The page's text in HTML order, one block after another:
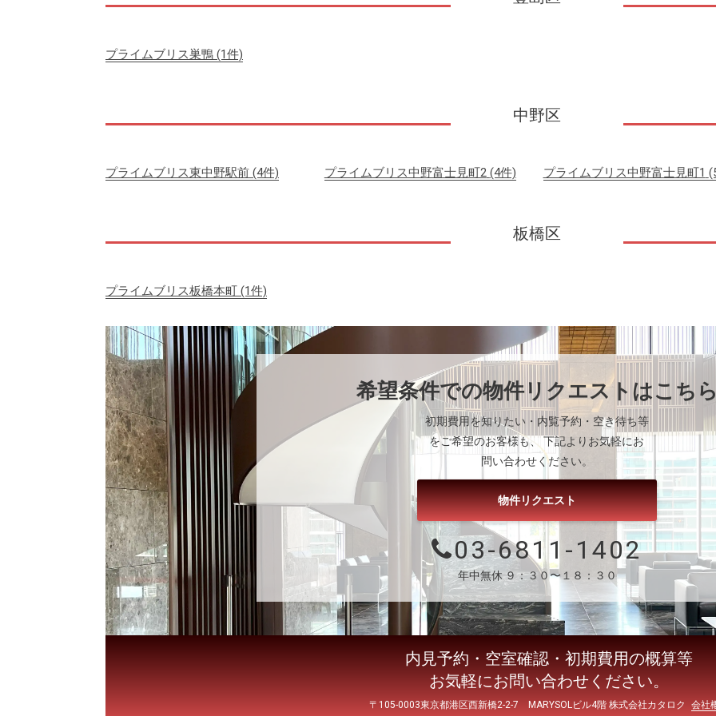
プライムブリス巣鴨 (1件)
中野区
プライムブリス東中野駅前 (4件) プライムブリス中野富士見町2 (4件) プライムブリス中野富士見町1
板橋区
プライムブリス板橋本町 (1件)
希望条件での物件リクエストはこち
初期費用を知りたい・内覧予約・空き待ち等
をご希望のお客様も、 下記よりお気軽にお
問い合わせください。
物件リクエスト
03-6811-1402
年中無休 ９：３０〜１８：３０
内見予約・空室確認・初期費用の概算等
お気軽にお問い合わせください。
〒105-0003東京都港区西新橋2-2-7 MARYSOLビル4階 株式会社カタロク 会社